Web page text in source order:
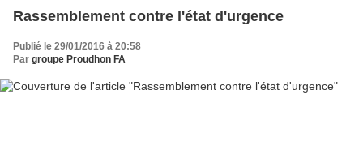
Rassemblement contre l'état d'urgence
Publié le 29/01/2016 à 20:58
Par groupe Proudhon FA